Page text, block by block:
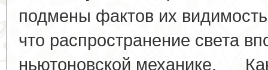
подмены фактов их
что распространение света
ньютоновской механике,